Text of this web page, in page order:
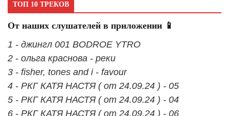
ТОП 10 ТРЕКОВ
От наших слушателей в приложении 📱
1 - джингл 001 BODROE YTRO
2 - ольга краснова - реки
3 - fisher, tones and i - favour
4 - РКГ КАТЯ НАСТЯ ( от 24.09.24 ) - 05
5 - РКГ КАТЯ НАСТЯ ( от 24.09.24 ) - 04
6 - РКГ КАТЯ НАСТЯ ( от 24.09.24 ) - 06